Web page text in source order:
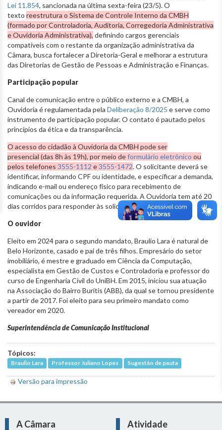
Lei 11.854, sancionada na última sexta-feira (23/5). O
texto reestrutura o Sistema de Controle Interno da CMBH
(formado por Controladoria, Auditoria, Corregedoria Administrativa
e Ouvidoria Administrativa), definindo cargos gerenciais
compatíveis com o restante da organização administrativa da
Câmara, busca fortalecer a Diretoria-Geral e melhorar a estrutura
das Diretorias de Gestão de Pessoas e Administração e Finanças.
Participação popular
Canal de comunicação entre o público externo e a CMBH, a
Ouvidoria é regulamentada pela Deliberação 8/2025 e serve como
instrumento de participação popular. O contato é pautado pelos
princípios da ética e da transparência.
O acesso do cidadão à Ouvidoria da CMBH pode ser
presencial (das 8h às 19h), por meio deformulário eletrônico ou
pelos telefones 3555-1112 e3555-1472. O solicitante deverá se
identificar, informando CPF ou identidade, e especificar a demanda,
indicando e-mail ou endereço físico para recebimento de
comunicações ou da informação requerida. A Ouvidoria tem até 20
dias corridos para responder às solicitações.
O ouvidor
Eleito em 2024 para o segundo mandato, Braulio Lara é natural de
Belo Horizonte, casado e pai de três filhos. Empresário do setor
imobiliário, é mestre e graduado em Ciência da Computação,
especialista em Gestão de Custos e Controladoria e professor do
curso de Engenharia Civil do UniBH. Em 2015, iniciou sua atuação
na Associação do Bairro Buritis (ABB), da qual se tornou presidente
a partir de 2017. Foi eleito para seu primeiro mandato como
vereador em 2020.
Superintendência de Comunicação Institucional
Tópicos:
Braulio Lara Professor Juliano Lopes Sugestão de pauta
Versão para impressão
A Câmara
Atividade